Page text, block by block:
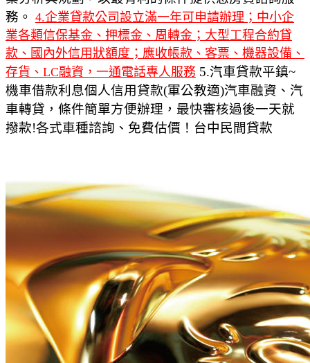
務。 4.企業貸款公司設立滿一年可申請辦理；中小企
業各類信保基金、押標金、周轉金；大型工程合約貸
款、國內外信用狀額度；應收帳款、客票、機器設備、
存貨、LC融資，一通電話專人服務 5.汽車貸款平鎮~
機車借款利息個人信用貸款(軍公教適)汽車融資、汽
車轉貸，條件簡單方便辦理，最快審核過後一天就
撥款!各式車種諮詢、免費估價！台中民間貸款